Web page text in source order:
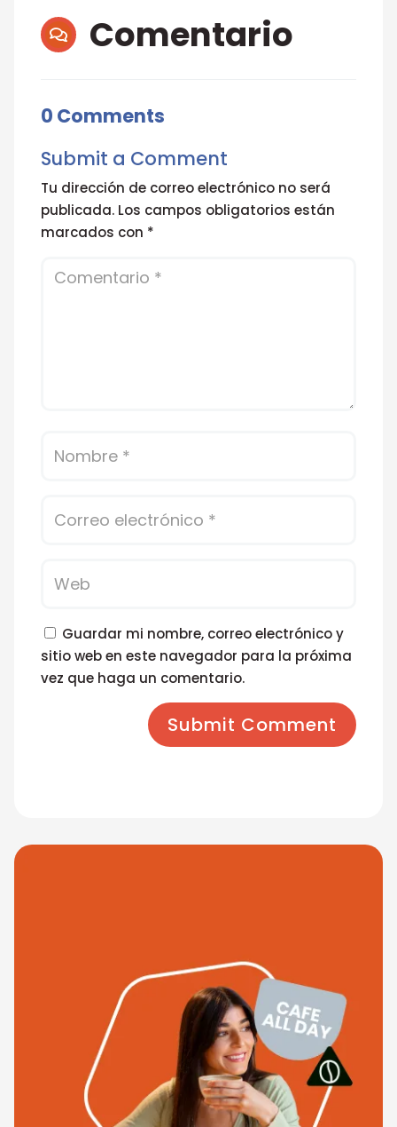
 Comentario
0 Comments
Submit a Comment
Tu dirección de correo electrónico no será
publicada. Los campos obligatorios están
marcados con *
Guardar mi nombre, correo electrónico y
sitio web en este navegador para la próxima
vez que haga un comentario.
Submit Comment